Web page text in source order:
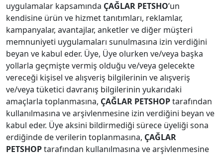
uygulamalar kapsamında ÇAĞLAR PETSHO’un
kendisine ürün ve hizmet tanıtımları, reklamlar,
kampanyalar, avantajlar, anketler ve diğer müşteri
memnuniyeti uygulamaları sunulmasına izin verdiğini
beyan ve kabul eder. Üye, Üye olurken ve/veya başka
yollarla geçmişte vermiş olduğu ve/veya gelecekte
vereceği kişisel ve alışveriş bilgilerinin ve alışveriş
ve/veya tüketici davranış bilgilerinin yukarıdaki
amaçlarla toplanmasına, ÇAĞLAR PETSHOPtarafından
kullanılmasına ve arşivlenmesine izin verdiğini beyan ve
kabul eder. Üye aksini bildirmediği sürece üyeliği sona
erdiğinde de verilerin toplanmasına, ÇAĞLAR
PETSHOPtarafından kullanılmasına ve arşivlenmesine